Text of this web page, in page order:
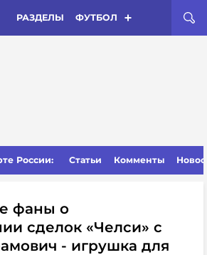
РАЗДЕЛЫ ФУТБОЛ
России: Статьи Комменты
фаны о
сделок «Челси» с
- игрушка для